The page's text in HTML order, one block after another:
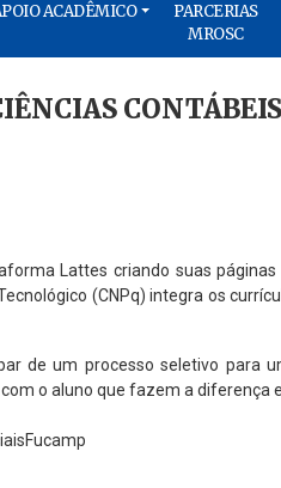
ACADÊMICO
PARCERIAS
MROSC
Lattes criando suas páginas
(CNPq) integra os
de um processo seletivo para
o aluno que fazem a diferença